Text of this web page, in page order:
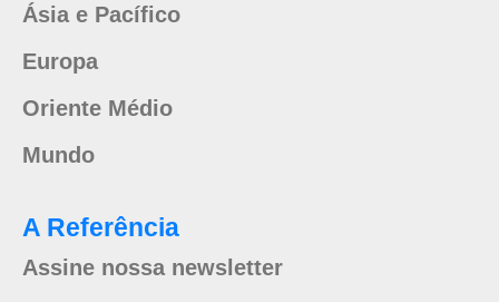
Ásia e Pacífico
Europa
Oriente Médio
Mundo
A Referência
Assine nossa newsletter